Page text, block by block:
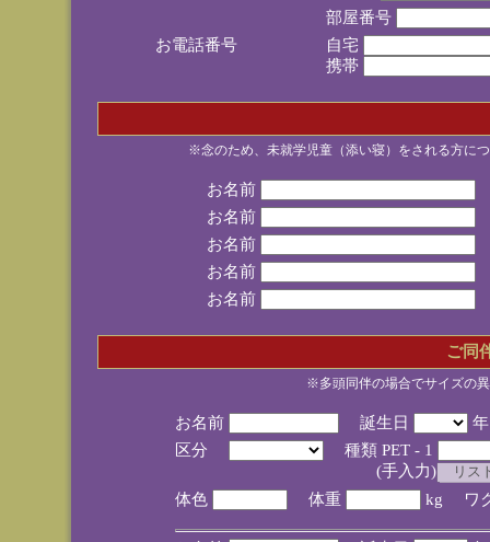
部屋番号
お電話番号
自宅
携帯
※念のため、未就学児童（添い寝）をされる方に
お名前
お名前
お名前
お名前
お名前
ご同
※多頭同伴の場合でサイズの
お名前 誕生日
区分
種類 PET - 1
(手入力)
体色
体重 kg ワ